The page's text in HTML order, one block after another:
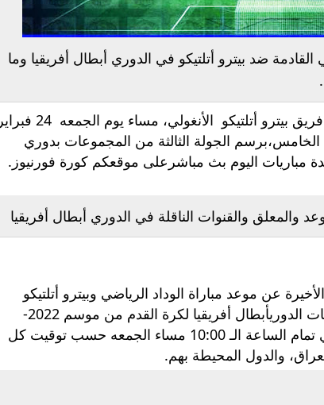
ضد بيترو أتلتيكو في الدوري أبطال أفريقيا وما
يلتقي نادي الوداد الرياضي المغربي نظيره فريق بيترو أتلتيكو الأنغولي، مساء يوم الجمعه 24 فبراير
الخامس،برسم الجولة الثالثة من المجموعات بدوري
والمعلق والقنوات الناقلة في الدوري أبطال أفريقيا
عن موعد مباراة الوداد الرياضي وبيترو أتلتيكو
الجمعه 24-2-2020 من ضمن مواعيد مباريات الدوريأبطال أفريقيا لكرة القدم من موسم 2022-
2023، وأوضح أن المباراة سوف تنطلق في تمام الساعة الـ 10:00 مساء الجمعه حسب توقيت كل
والدول المحيطة بهم.